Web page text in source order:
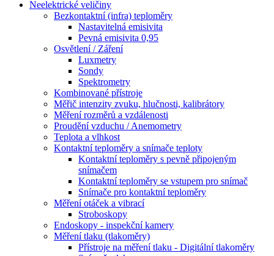
Neelektrické veličiny
Bezkontaktní (infra) teploměry
Nastavitelná emisivita
Pevná emisivita 0,95
Osvětlení / Záření
Luxmetry
Sondy
Spektrometry
Kombinované přístroje
Měřič intenzity zvuku, hlučnosti, kalibrátory
Měření rozměrů a vzdálenosti
Proudění vzduchu / Anemometry
Teplota a vlhkost
Kontaktní teploměry a snímače teploty
Kontaktní teploměry s pevně připojeným
snímačem
Kontaktní teploměry se vstupem pro snímač
Snímače pro kontaktní teploměry
Měření otáček a vibrací
Stroboskopy
Endoskopy - inspekční kamery
Měření tlaku (tlakoměry)
Přístroje na měření tlaku - Digitální tlakoměry